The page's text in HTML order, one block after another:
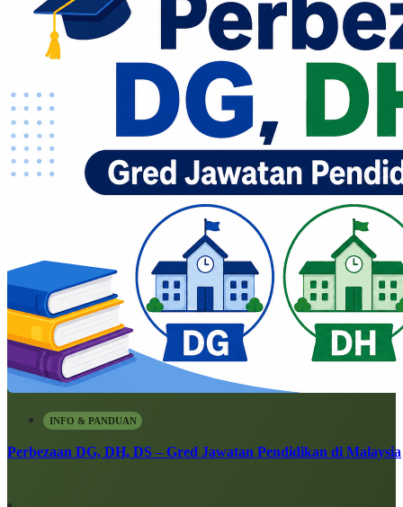
INFO & PANDUAN
Perbezaan DG, DH, DS – Gred Jawatan Pendidikan di Malaysia